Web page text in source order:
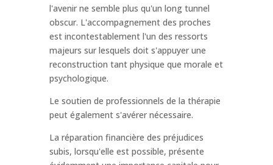
l'avenir ne semble plus qu'un long tunnel
obscur. L'accompagnement des proches
est incontestablement l'un des ressorts
majeurs sur lesquels doit s'appuyer une
reconstruction tant physique que morale et
psychologique.
Le soutien de professionnels de la thérapie
peut également s'avérer nécessaire.
La réparation financière des préjudices
subis, lorsqu'elle est possible, présente